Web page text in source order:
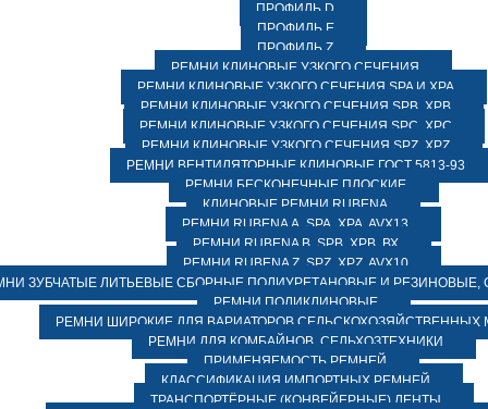
ПРОФИЛЬ D
ПРОФИЛЬ E
ПРОФИЛЬ Z
РЕМНИ КЛИНОВЫЕ УЗКОГО СЕЧЕНИЯ
РЕМНИ КЛИНОВЫЕ УЗКОГО СЕЧЕНИЯ SPA И XPA
РЕМНИ КЛИНОВЫЕ УЗКОГО СЕЧЕНИЯ SPB, XPB
РЕМНИ КЛИНОВЫЕ УЗКОГО СЕЧЕНИЯ SPC, XPC
РЕМНИ КЛИНОВЫЕ УЗКОГО СЕЧЕНИЯ SPZ, XPZ
РЕМНИ ВЕНТИЛЯТОРНЫЕ КЛИНОВЫЕ ГОСТ 5813-93
РЕМНИ БЕСКОНЕЧНЫЕ ПЛОСКИЕ
КЛИНОВЫЕ РЕМНИ RUBENA
РЕМНИ RUBENA А, SPA, XPA, AVX13
РЕМНИ RUBENA В, SPВ, ХPВ, ВХ
РЕМНИ RUBENA Z, SPZ, XPZ, AVX10
ЗУБЧАТЫЕ ЛИТЬЕВЫЕ СБОРНЫЕ ПОЛИУРЕТАНОВЫЕ И РЕЗИНОВЫЕ,
РЕМНИ ПОЛИКЛИНОВЫЕ
РЕМНИ ШИРОКИЕ ДЛЯ ВАРИАТОРОВ СЕЛЬСКОХОЗЯЙСТВЕННЫХ
РЕМНИ ДЛЯ КОМБАЙНОВ, СЕЛЬХОЗТЕХНИКИ
ПРИМЕНЯЕМОСТЬ РЕМНЕЙ
КЛАССИФИКАЦИЯ ИМПОРТНЫХ РЕМНЕЙ
ТРАНСПОРТЁРНЫЕ (КОНВЕЙЕРНЫЕ) ЛЕНТЫ